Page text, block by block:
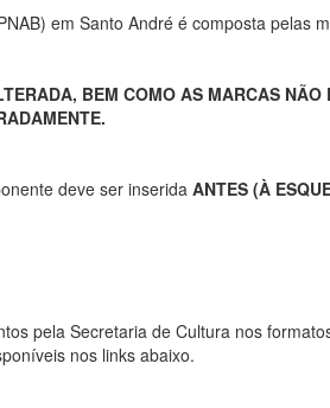
em Santo André é composta pelas
BEM COMO AS MARCAS
deve ser inserida ANTES (À
pela Secretaria de Cultura nos
nos links abaixo.